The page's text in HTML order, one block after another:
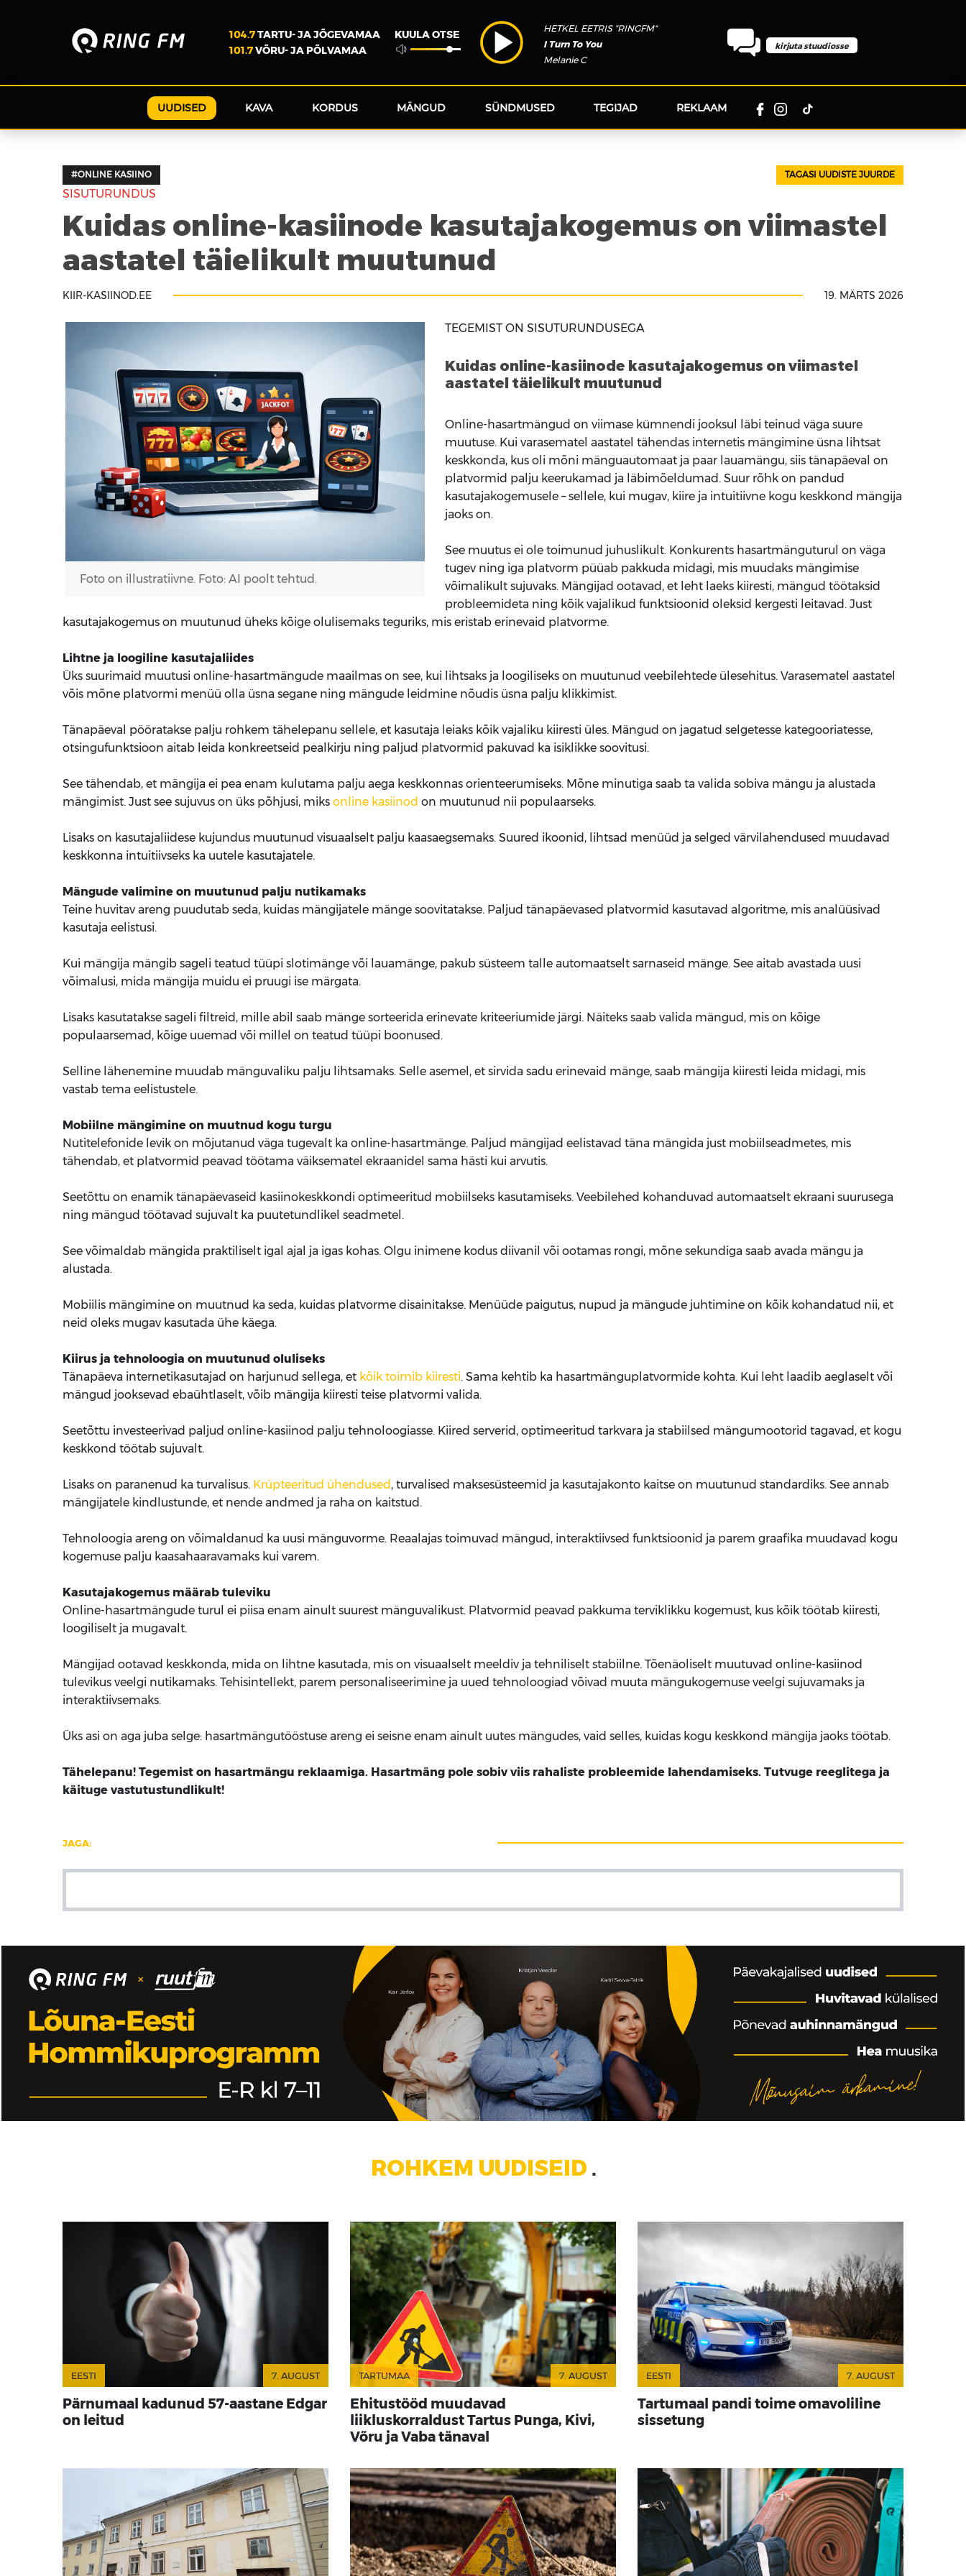
104.7TARTU- JA JÕGEVAMAA
101.7VÕRU- JA PÕLVAMAA
KUULA OTSE
HETKEL EETRIS "RINGFM"
I Turn To You
Melanie C
kirjuta stuudiosse
UUDISED KAVA KORDUS MÄNGUD SÜNDMUSED TEGIJAD REKLAAM
#ONLINE KASIINO
SISUTURUNDUS
TAGASI UUDISTE JUURDE
Kuidas online-kasiinode kasutajakogemus on viimastel
aastatel täielikult muutunud
KIIR-KASIINOD.EE 19. MÄRTS 2026
Foto on illustratiivne. Foto: AI poolt tehtud.
TEGEMIST ON SISUTURUNDUSEGA
Kuidas online-kasiinode kasutajakogemus on viimastel
aastatel täielikult muutunud
Online-hasartmängud on viimase kümnendi jooksul läbi teinud väga suure
muutuse. Kui varasematel aastatel tähendas internetis mängimine üsna lihtsat
keskkonda, kus oli mõni mänguautomaat ja paar lauamängu, siis tänapäeval on
platvormid palju keerukamad ja läbimõeldumad. Suur rõhk on pandud
kasutajakogemusele – sellele, kui mugav, kiire ja intuitiivne kogu keskkond mängija
jaoks on.
See muutus ei ole toimunud juhuslikult. Konkurents hasartmänguturul on väga
tugev ning iga platvorm püüab pakkuda midagi, mis muudaks mängimise
võimalikult sujuvaks. Mängijad ootavad, et leht laeks kiiresti, mängud töötaksid
probleemideta ning kõik vajalikud funktsioonid oleksid kergesti leitavad. Just
kasutajakogemus on muutunud üheks kõige olulisemaks teguriks, mis eristab erinevaid platvorme.
Lihtne ja loogiline kasutajaliides
Üks suurimaid muutusi online-hasartmängude maailmas on see, kui lihtsaks ja loogiliseks on muutunud veebilehtede ülesehitus. Varasematel aastatel
võis mõne platvormi menüü olla üsna segane ning mängude leidmine nõudis üsna palju klikkimist.
Tänapäeval pööratakse palju rohkem tähelepanu sellele, et kasutaja leiaks kõik vajaliku kiiresti üles. Mängud on jagatud selgetesse kategooriatesse,
otsingufunktsioon aitab leida konkreetseid pealkirju ning paljud platvormid pakuvad ka isiklikke soovitusi.
See tähendab, et mängija ei pea enam kulutama palju aega keskkonnas orienteerumiseks. Mõne minutiga saab ta valida sobiva mängu ja alustada
mängimist. Just see sujuvus on üks põhjusi, miks online kasiinod on muutunud nii populaarseks.
Lisaks on kasutajaliidese kujundus muutunud visuaalselt palju kaasaegsemaks. Suured ikoonid, lihtsad menüüd ja selged värvilahendused muudavad
keskkonna intuitiivseks ka uutele kasutajatele.
Mängude valimine on muutunud palju nutikamaks
Teine huvitav areng puudutab seda, kuidas mängijatele mänge soovitatakse. Paljud tänapäevased platvormid kasutavad algoritme, mis analüüsivad
kasutaja eelistusi.
Kui mängija mängib sageli teatud tüüpi slotimänge või lauamänge, pakub süsteem talle automaatselt sarnaseid mänge. See aitab avastada uusi
võimalusi, mida mängija muidu ei pruugi ise märgata.
Lisaks kasutatakse sageli filtreid, mille abil saab mänge sorteerida erinevate kriteeriumide järgi. Näiteks saab valida mängud, mis on kõige
populaarsemad, kõige uuemad või millel on teatud tüüpi boonused.
Selline lähenemine muudab mänguvaliku palju lihtsamaks. Selle asemel, et sirvida sadu erinevaid mänge, saab mängija kiiresti leida midagi, mis
vastab tema eelistustele.
Mobiilne mängimine on muutnud kogu turgu
Nutitelefonide levik on mõjutanud väga tugevalt ka online-hasartmänge. Paljud mängijad eelistavad täna mängida just mobiilseadmetes, mis
tähendab, et platvormid peavad töötama väiksematel ekraanidel sama hästi kui arvutis.
Seetõttu on enamik tänapäevaseid kasiinokeskkondi optimeeritud mobiilseks kasutamiseks. Veebilehed kohanduvad automaatselt ekraani suurusega
ning mängud töötavad sujuvalt ka puutetundlikel seadmetel.
See võimaldab mängida praktiliselt igal ajal ja igas kohas. Olgu inimene kodus diivanil või ootamas rongi, mõne sekundiga saab avada mängu ja
alustada.
Mobiilis mängimine on muutnud ka seda, kuidas platvorme disainitakse. Menüüde paigutus, nupud ja mängude juhtimine on kõik kohandatud nii, et
neid oleks mugav kasutada ühe käega.
Kiirus ja tehnoloogia on muutunud oluliseks
Tänapäeva internetikasutajad on harjunud sellega, et kõik toimib kiiresti. Sama kehtib ka hasartmänguplatvormide kohta. Kui leht laadib aeglaselt või
mängud jooksevad ebaühtlaselt, võib mängija kiiresti teise platvormi valida.
Seetõttu investeerivad paljud online-kasiinod palju tehnoloogiasse. Kiired serverid, optimeeritud tarkvara ja stabiilsed mängumootorid tagavad, et kogu
keskkond töötab sujuvalt.
Lisaks on paranenud ka turvalisus. Krüpteeritud ühendused , turvalised maksesüsteemid ja kasutajakonto kaitse on muutunud standardiks. See annab
mängijatele kindlustunde, et nende andmed ja raha on kaitstud.
Tehnoloogia areng on võimaldanud ka uusi mänguvorme. Reaalajas toimuvad mängud, interaktiivsed funktsioonid ja parem graafika muudavad kogu
kogemuse palju kaasahaaravamaks kui varem.
Kasutajakogemus määrab tuleviku
Online-hasartmängude turul ei piisa enam ainult suurest mänguvalikust. Platvormid peavad pakkuma terviklikku kogemust, kus kõik töötab kiiresti,
loogiliselt ja mugavalt.
Mängijad ootavad keskkonda, mida on lihtne kasutada, mis on visuaalselt meeldiv ja tehniliselt stabiilne. Tõenäoliselt muutuvad online-kasiinod
tulevikus veelgi nutikamaks. Tehisintellekt, parem personaliseerimine ja uued tehnoloogiad võivad muuta mängukogemuse veelgi sujuvamaks ja
interaktiivsemaks.
Üks asi on aga juba selge: hasartmängutööstuse areng ei seisne enam ainult uutes mängudes, vaid selles, kuidas kogu keskkond mängija jaoks töötab.
Tähelepanu! Tegemist on hasartmängu reklaamiga. Hasartmäng pole sobiv viis rahaliste probleemide lahendamiseks. Tutvuge reeglitega ja
käituge vastutustundlikult!
JAGA:
ROHKEM UUDISEID ■
EESTI 7. AUGUST
Pärnumaal kadunud 57-aastane Edgar
on leitud
TARTUMAA 7. AUGUST
Ehitustööd muudavad
liikluskorraldust Tartus Punga, Kivi,
Võru ja Vaba tänaval
EESTI 7. AUGUST
Tartumaal pandi toime omavoliline
sissetung